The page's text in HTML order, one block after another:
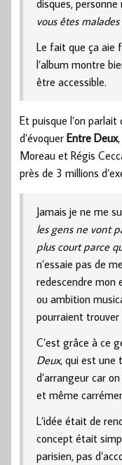
disques, personne
vous êtes malades
Le fait que ça aie
l’album montre
être accessible.
Et puisque l’on parlait
d’évoquer Entre Deux
Moreau et Régis
près de 3 millions
Jamais je ne me
les gens ne vont
plus court parce
n’essaie pas de
redescendre mon
ou ambition
pourraient
C’est grâce à ce
Deux, qui est une
d’arrangeur car
et même
L’idée était de
concept était
parisien, pas